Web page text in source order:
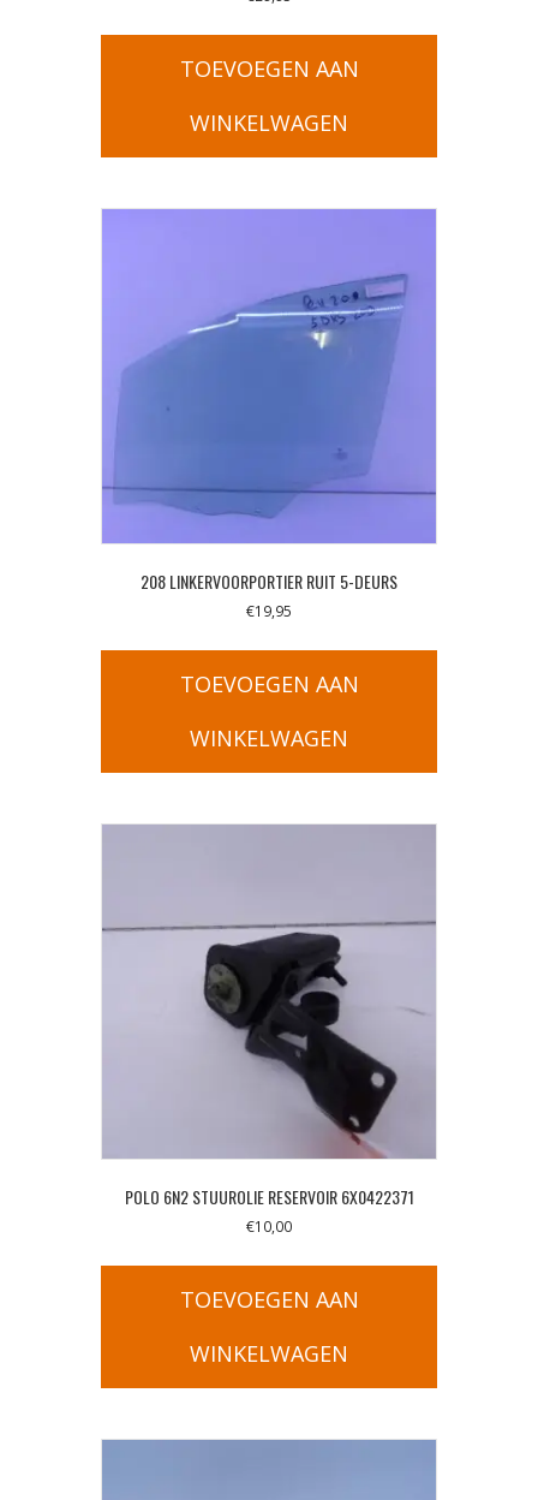
TOEVOEGEN AAN
WINKELWAGEN
208 LINKERVOORPORTIER RUIT 5-DEURS
€19,95
TOEVOEGEN AAN
WINKELWAGEN
POLO 6N2 STUUROLIE RESERVOIR 6X0422371
€10,00
TOEVOEGEN AAN
WINKELWAGEN